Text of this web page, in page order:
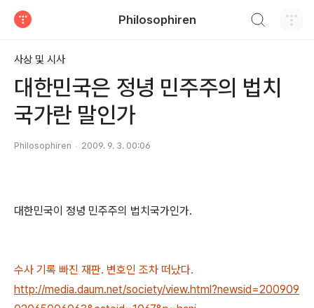
Philosophiren
사상 및 시사
대한민국은 정녕 민주주의 법치
국가란 말인가
Philosophiren 2009. 9. 3. 00:06
대한민국이 정녕 민주주의 법치국가인가.
수사 기록 빠진 재판. 변호인 조차 떠났다.
http://media.daum.net/society/view.html?newsid=200909